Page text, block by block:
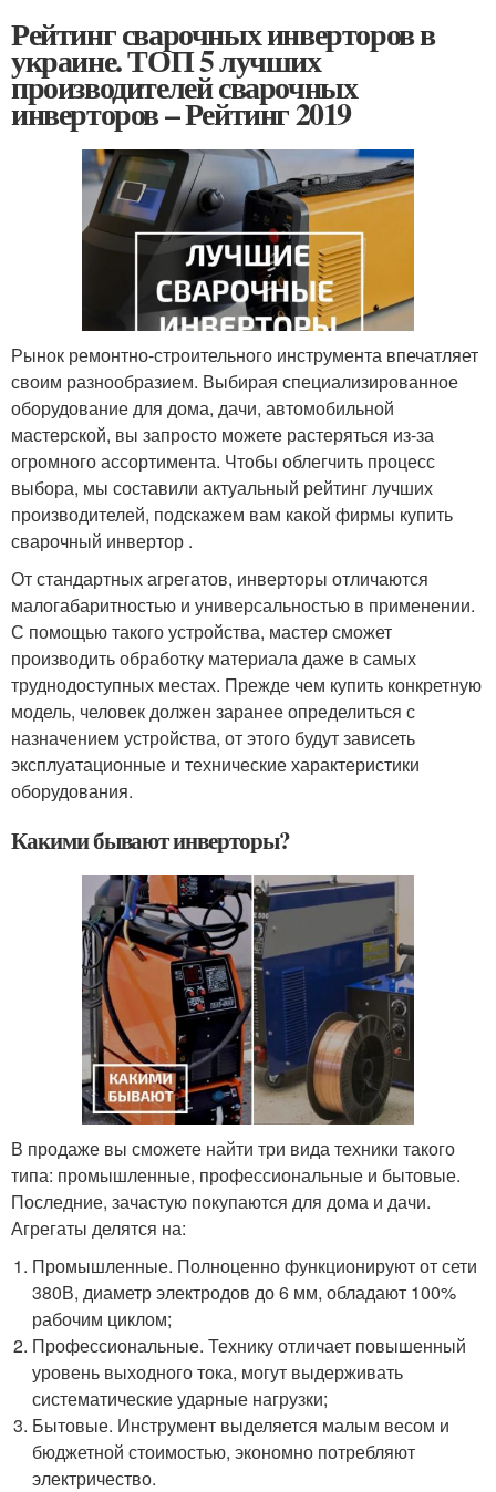
Рейтинг сварочных инверторов в
украине. ТОП 5 лучших
производителей сварочных
инверторов – Рейтинг 2019
Рынок ремонтно-строительного инструмента впечатляет
своим разнообразием. Выбирая специализированное
оборудование для дома, дачи, автомобильной
мастерской, вы запросто можете растеряться из-за
огромного ассортимента. Чтобы облегчить процесс
выбора, мы составили актуальный рейтинг лучших
производителей, подскажем вам какой фирмы купить
сварочный инвертор .
От стандартных агрегатов, инверторы отличаются
малогабаритностью и универсальностью в применении.
С помощью такого устройства, мастер сможет
производить обработку материала даже в самых
труднодоступных местах. Прежде чем купить конкретную
модель, человек должен заранее определиться с
назначением устройства, от этого будут зависеть
эксплуатационные и технические характеристики
оборудования.
Какими бывают инверторы?
В продаже вы сможете найти три вида техники такого
типа: промышленные, профессиональные и бытовые.
Последние, зачастую покупаются для дома и дачи.
Агрегаты делятся на:
Промышленные. Полноценно функционируют от сети
380В, диаметр электродов до 6 мм, обладают 100%
рабочим циклом;
Профессиональные. Технику отличает повышенный
уровень выходного тока, могут выдерживать
систематические ударные нагрузки;
Бытовые. Инструмент выделяется малым весом и
бюджетной стоимостью, экономно потребляют
электричество.